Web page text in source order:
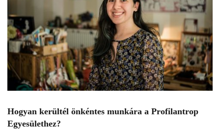
Hogyan kerültél önkéntes munkára a Profilantrop
Egyesülethez?